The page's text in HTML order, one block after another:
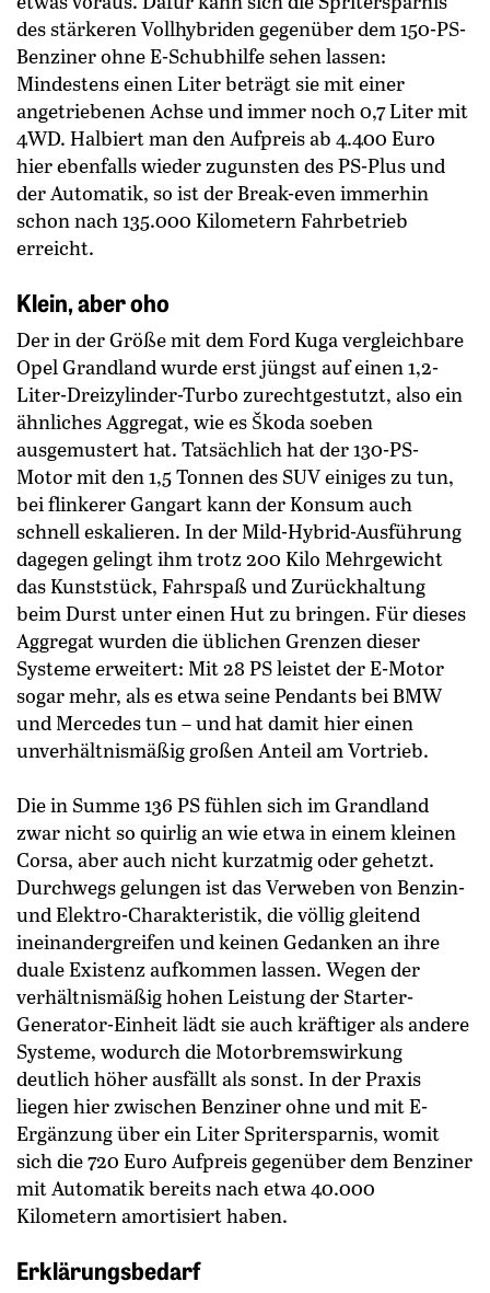
des stärkeren Vollhybriden gegenüber dem 150-PS-
Benziner ohne E-Schubhilfe sehen lassen:
Mindestens einen Liter beträgt sie mit einer
angetriebenen Achse und immer noch 0,7 Liter mit
4WD. Halbiert man den Aufpreis ab 4.400 Euro
hier ebenfalls wieder zugunsten des PS-Plus und
der Automatik, so ist der Break-even immerhin
schon nach 135.000 Kilometern Fahr­betrieb
erreicht.
Klein, aber oho
Der in der Größe mit dem Ford Kuga vergleichbare
Opel Grandland wurde erst jüngst auf einen 1,2-
Liter-Dreizylinder-Turbo zurechtgestutzt, also ein
ähnliches Aggregat, wie es Škoda soeben
ausgemustert hat. Tatsächlich hat der 130-PS-
Motor mit den 1,5 Tonnen des SUV einiges zu tun,
bei flinkerer Gangart kann der Konsum auch
schnell eskalieren. In der Mild-Hybrid-Ausführung
dagegen gelingt ihm trotz 200 Kilo Mehrgewicht
das Kunststück, Fahrspaß und Zurückhaltung
beim Durst unter einen Hut zu bringen. Für dieses
Aggregat wurden die üblichen Grenzen dieser
Systeme erweitert: Mit 28 PS leistet der E-Motor
sogar mehr, als es etwa seine Pendants bei BMW
und Mercedes tun – und hat damit hier einen
unverhältnismäßig großen Anteil am Vortrieb.
Die in Summe 136 PS fühlen sich im Grandland
zwar nicht so quirlig an wie etwa in einem kleinen
Corsa, aber auch nicht kurzatmig oder gehetzt.
Durchwegs gelungen ist das Verweben von Benzin-
und Elektro-Charakteristik, die völlig gleitend
ineinandergreifen und keinen Gedanken an ­ihre
duale Existenz aufkommen lassen. Wegen der
verhältnismäßig hohen Leistung der Starter-
Generator-Einheit lädt sie auch kräftiger als andere
Systeme, wodurch die Motorbremswirkung
deutlich höher ausfällt als sonst. In der Praxis
liegen hier zwischen Benziner ohne und mit E-
Ergänzung über ein Liter Sprit­ersparnis, womit
sich die 720 Euro Aufpreis gegenüber dem Benziner
mit Automatik bereits nach etwa 40.000
Kilometern amortisiert haben.
Erklärungsbedarf